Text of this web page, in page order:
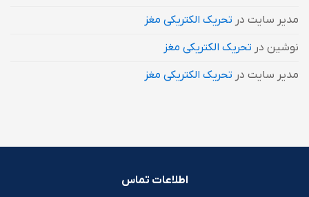
مدیر سایت در تحریک الکتریکی مغز
نوشین در تحریک الکتریکی مغز
مدیر سایت در تحریک الکتریکی مغز
اطلاعات تماس